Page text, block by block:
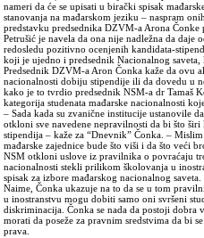
nameri da će se upisati u birački spisak
stanovanja na mađarskom jeziku – naspram
predstavku predsednika DZVM-a Arona
Petrušić je navela da ona nije nadležna da
redosledu pozitivno ocenjenih kandidata-
koji je ujedno i predsednik Nacionalnog
Predsednik DZVM-a Aron Čonka kaže da ovu
nacionalnosti dobiju stipendije ili da dovedu u
kako je to tvrdio predsednik NSM-a dr Tamaš
kategorija studenata mađarske nacionalnosti
– Sada kada su zvanične institucije ustanovile
otkloni sve navedene nepravilnosti da bi što širi
stipendija – kaže za “Dnevnik” Čonka. –
mađarske zajednice bude što viši i da što veći
NSM otkloni uslove iz pravilnika o povraćaju
nacionalnosti stekli prilikom školovanja u
spisak za izbore mađarskog nacionalnog saveta.
Naime, Čonka ukazuje na to da se u tom
u inostranstvu mogu dobiti samo oni svršeni
diskriminacija. Čonka se nada da postoji dobra
morati da poseže za pravnim sredstvima da bi
prava.